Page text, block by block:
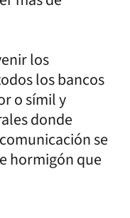
los
los bancos
o símil y
donde
se
hormigón que